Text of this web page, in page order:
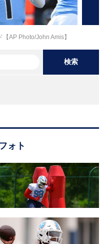
AP Photo/John Amis】
検索
ォト